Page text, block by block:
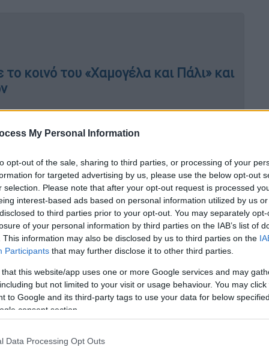
My Personal Information
opt-out of the sale, sharing to third parties, or processing of your
for targeted advertising by us, please use the below opt-out
selection. Please note that after your opt-out request is processed
interest-based ads based on personal information utilized by us
to third parties prior to your opt-out. You may separately
of your personal information by third parties on the IAB’s list of
This information may also be disclosed by us to third parties on the
Participants that may further disclose it to other third parties.
that this website/app uses one or more Google services and may
but not limited to your visit or usage behaviour. You may
to Google and its third-party tags to use your data for below
consent section.
Data Processing Opt Outs
κοινό του «Χαμογέλα και Πάλι» και
Ναταλίας Αργυράκη
αποχαιρέτησε τους τηλεθεατές
φινάλε της φετινής σεζόν,
θα συνεχιστεί και την επόμενη
ευχαρίστησε δημόσια τους
Χρυσικοπούλου και Άγγελε
μου. Σας ευχαριστώ θερμά για την
χωρίς εσένα δεν μπορώ να υπάρξω.
μου, τα πάντα μου